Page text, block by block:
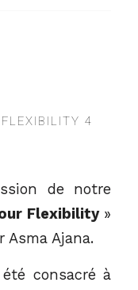
4
de notre
Flexibility»
Asma Ajana.
consacré à